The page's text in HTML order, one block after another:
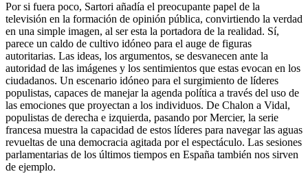
Por si fuera poco, Sartori añadía el preocupante papel de la
televisión en la formación de opinión pública, convirtiendo la verdad
en una simple imagen, al ser esta la portadora de la realidad. Sí,
parece un caldo de cultivo idóneo para el auge de figuras
autoritarias. Las ideas, los argumentos, se desvanecen ante la
autoridad de las imágenes y los sentimientos que estas evocan en los
ciudadanos. Un escenario idóneo para el surgimiento de líderes
populistas, capaces de manejar la agenda política a través del uso de
las emociones que proyectan a los individuos. De Chalon a Vidal,
populistas de derecha e izquierda, pasando por Mercier, la serie
francesa muestra la capacidad de estos líderes para navegar las aguas
revueltas de una democracia agitada por el espectáculo. Las sesiones
parlamentarias de los últimos tiempos en España también nos sirven
de ejemplo.